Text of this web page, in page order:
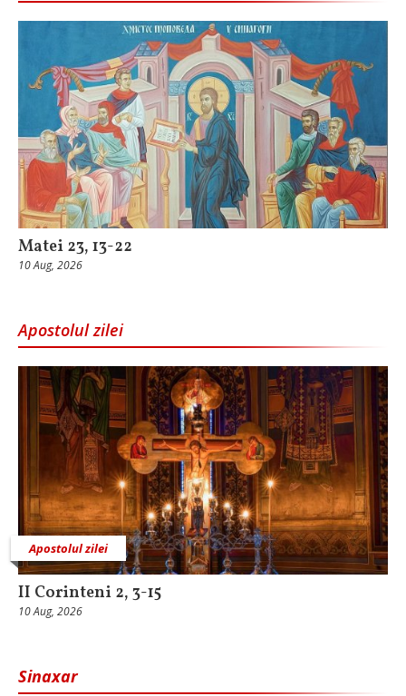
Matei 23, 13-22
10 Aug, 2026
Apostolul zilei
Apostolul zilei
II Corinteni 2, 3-15
10 Aug, 2026
Sinaxar